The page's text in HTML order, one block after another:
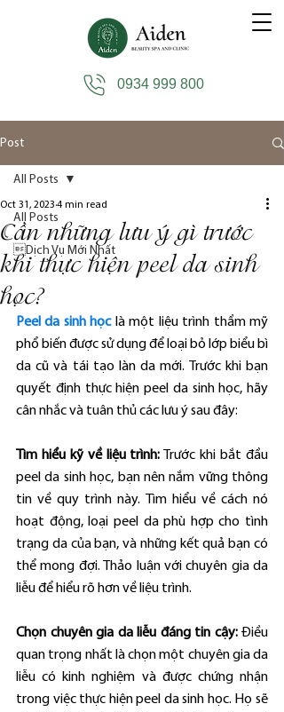
0934 999 800
Post
All Posts
Dịch Vụ Mới Nhất
All Posts
Cần những lưu ý gì trước
khi thực hiện peel da sinh
học?
Oct 31, 2023 4 min read
Peel da sinh học là một liệu trình thẩm mỹ
phổ biến được sử dụng để loại bỏ lớp biểu bì
da cũ và tái tạo làn da mới. Trước khi bạn
quyết định thực hiện peel da sinh học, hãy
cân nhắc và tuân thủ các lưu ý sau đây:
Tìm hiểu kỹ về liệu trình: Trước khi bắt đầu
peel da sinh học, bạn nên nắm vững thông
tin về quy trình này. Tìm hiểu về cách nó
hoạt động, loại peel da phù hợp cho tình
trạng da của bạn, và những kết quả bạn có
thể mong đợi. Thảo luận với chuyên gia da
liễu để hiểu rõ hơn về liệu trình.
Chọn chuyên gia da liễu đáng tin cậy: Điều
quan trọng nhất là chọn một chuyên gia da
liễu có kinh nghiệm và được chứng nhận
trong việc thực hiện peel da sinh học. Họ sẽ